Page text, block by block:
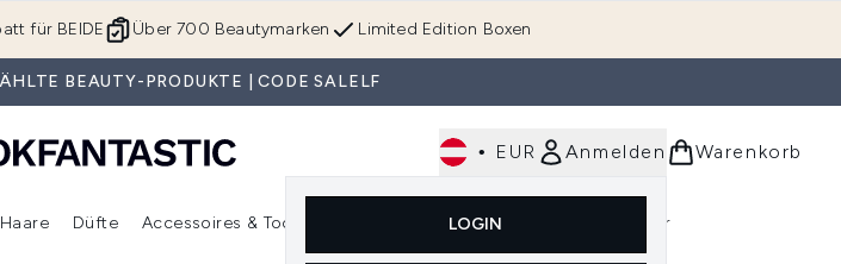
Zum Hauptinhalt springen
Limited Edition Boxen
Über 700 Beautymarken
für BEIDE
BEAUTY-PRODUKTE | CODE SALELF
• EUR Anmelden
LOGIN
Warenkorb
(Beauty Box) Untermenü Anmelden (Make-Up) Untermenü Anmelden (Hautpflege)
Haare
Untermenü Anmelden (Haare)
Düfte Accessoires & Tools
Untermenü Anmelden (Accessoires & Tools)
Im Trend & Neu Männer